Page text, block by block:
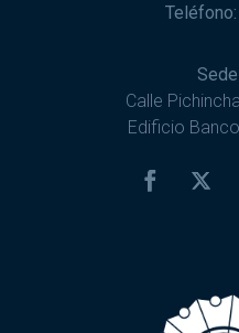
Teléfono:
Calle
Edificio